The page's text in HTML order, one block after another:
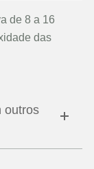
de 8 a 16
das
outros